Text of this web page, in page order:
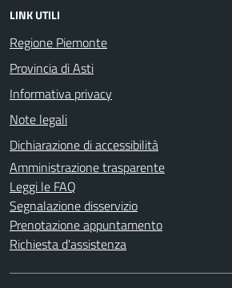
LINK UTILI
Regione Piemonte
Provincia di Asti
Informativa privacy
Note legali
Dichiarazione di accessibilità
Amministrazione trasparente
Leggi le FAQ
Segnalazione disservizio
Prenotazione appuntamento
Richiesta d'assistenza